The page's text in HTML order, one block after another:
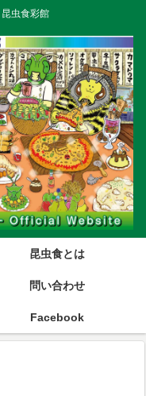
虫食彩館
昆虫食とは
問い合わせ
Facebook